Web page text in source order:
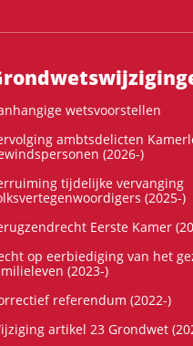
wetsvoorstellen
ambtsdelicten
(2026-)
tijdelijke vervanging
(2025-)
Eerste Kamer
op eerbiediging van het
(2023-)
referendum (2022-)
artikel 23 Grondwet